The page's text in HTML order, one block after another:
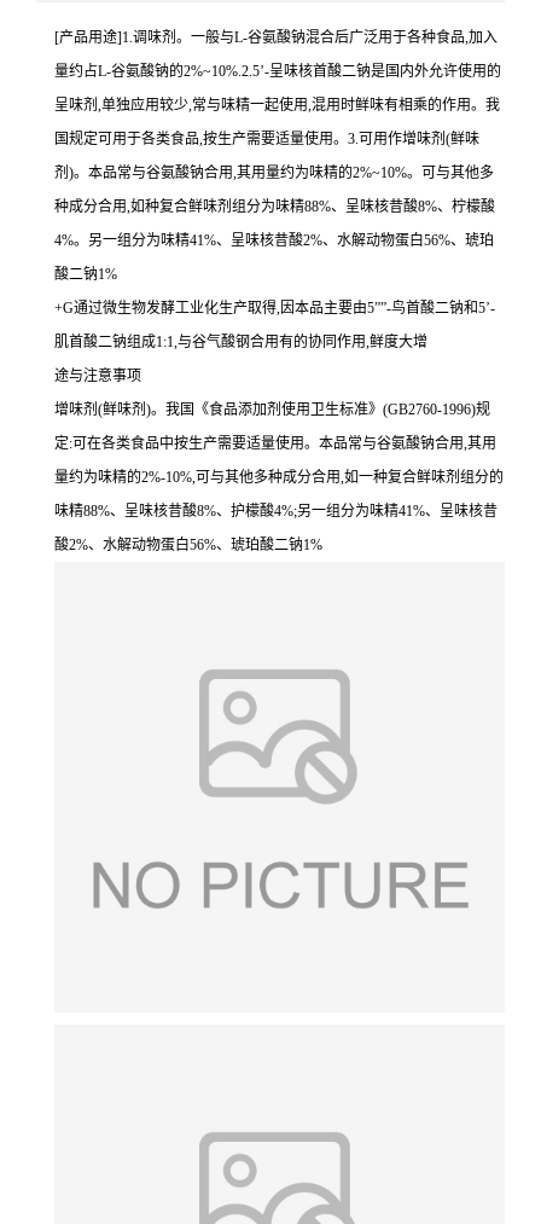
[产品用途]1.调味剂。一般与L-谷氨酸钠混合后广泛用于各种食品,加入
量约占L-谷氨酸钠的2%~10%.2.5’-呈味核首酸二钠是国内外允许使用的
呈味剂,单独应用较少,常与味精一起使用,混用时鲜味有相乘的作用。我
国规定可用于各类食品,按生产需要适量使用。3.可用作增味剂(鲜味
剂)。本品常与谷氨酸钠合用,其用量约为味精的2%~10%。可与其他多
种成分合用,如种复合鲜味剂组分为味精88%、呈味核昔酸8%、柠檬酸
4%。另一组分为味精41%、呈味核昔酸2%、水解动物蛋白56%、琥珀
酸二钠1%
+G通过微生物发酵工业化生产取得,因本品主要由5””-鸟首酸二钠和5’-
肌首酸二钠组成1:1,与谷气酸钢合用有的协同作用,鲜度大增
途与注意事项
增味剂(鲜味剂)。我国《食品添加剂使用卫生标准》(GB2760-1996)规
定:可在各类食品中按生产需要适量使用。本品常与谷氨酸钠合用,其用
量约为味精的2%-10%,可与其他多种成分合用,如一种复合鲜味剂组分的
味精88%、呈味核昔酸8%、护檬酸4%;另一组分为味精41%、呈味核昔
酸2%、水解动物蛋白56%、琥珀酸二钠1%